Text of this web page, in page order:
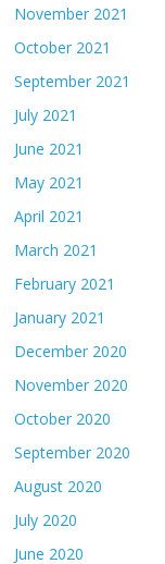
November 2021
October 2021
September 2021
July 2021
June 2021
May 2021
April 2021
March 2021
February 2021
January 2021
December 2020
November 2020
October 2020
September 2020
August 2020
July 2020
June 2020